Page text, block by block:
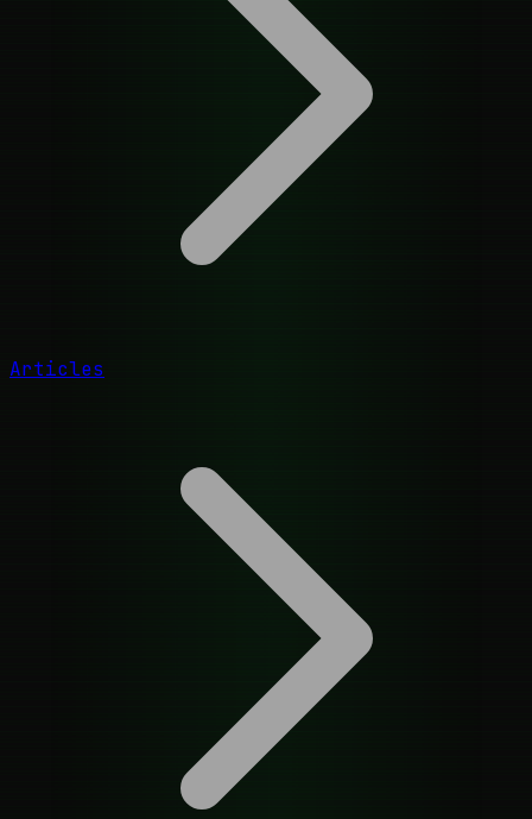
Articles